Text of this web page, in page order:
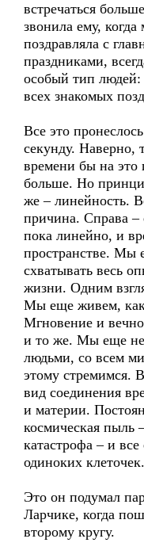
встречаться
звонила ему,
поздравляла с
праздниками,
особый тип
всех знакомых
Все это
секунду. Наверно,
времени бы на это
больше. Но
же – линейность.
причина. Справа –
пока линейно, и
пространстве. Мы
схватывать весь
жизни. Одним
Мы еще живем, как
Мгновение и
и то же. Мы еще не
людьми, со всем
этому стремимся.
вид соединения
и материи.
космическая пыль
катастрофа – и
одиноких клеточек.
Это он подумал
Ларчике, когда
второму кругу.